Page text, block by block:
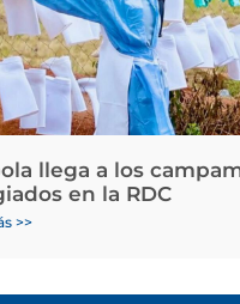
llega a los
en la RDC
>>